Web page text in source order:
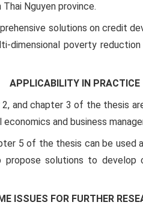
Nguyen province.
solutions on credit
poverty
APPLICABILITY IN PRACTICE
and chapter 3 of the thesis
and business
5 of the thesis can be used
propose solutions to
ISSUES FOR FURTHER